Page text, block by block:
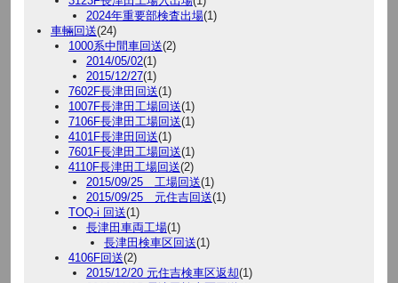
2024年重要部検査出場(1)
車輛回送(24)
1000系中間車回送(2)
2014/05/02(1)
2015/12/27(1)
7602F長津田回送(1)
1007F長津田工場回送(1)
7106F長津田工場回送(1)
4101F長津田回送(1)
7601F長津田工場回送(1)
4110F長津田工場回送(2)
2015/09/25 工場回送(1)
2015/09/25 元住吉回送(1)
TOQ-i 回送(1)
長津田車両工場(1)
長津田検車区回送(1)
4106F回送(2)
2015/12/20 元住吉検車区返却(1)